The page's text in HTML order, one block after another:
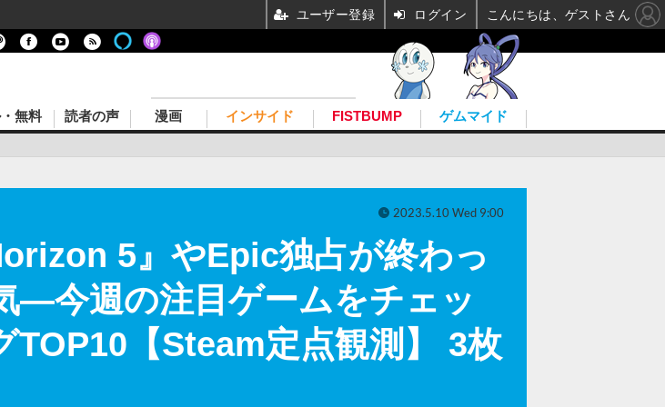
無料 読者の声 漫画 インサイド FISTBUMP ゲムマイド
5』やEpic独占が終わっ
―今週の注目ゲームをチェッ
【Steam定点観測】 3枚
2023.5.10 Wed 9:00
ユーザー登録 ログイン こんにちは、ゲストさん